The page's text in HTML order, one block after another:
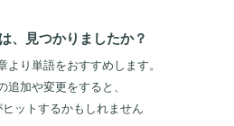
、見つかりましたか？
より単語をおすすめします。
追加や変更をすると、
ットするかもしれません